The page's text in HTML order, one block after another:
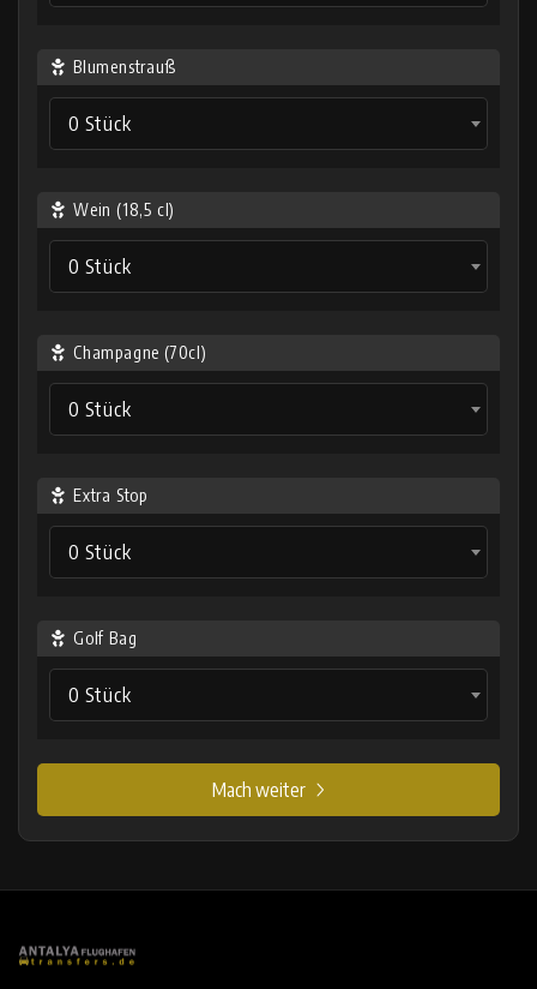
Blumenstrauß
0 Stück
Wein (18,5 cl)
0 Stück
Champagne (70cl)
0 Stück
Extra Stop
0 Stück
Golf Bag
0 Stück
Mach weiter